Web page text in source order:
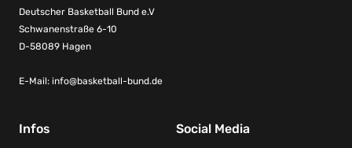
Deutscher Basketball Bund e.V
Schwanenstraße 6-10
D-58089 Hagen
E-Mail: info@basketball-bund.de
Infos Social Media